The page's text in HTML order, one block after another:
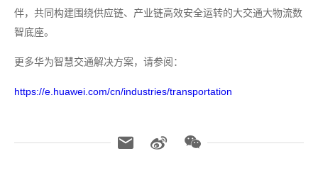
伴，共同构建围绕供应链、产业链高效安全运转的大交通大物流数
智底座。
更多华为智慧交通解决方案，请参阅：
https://e.huawei.com/cn/industries/transportation